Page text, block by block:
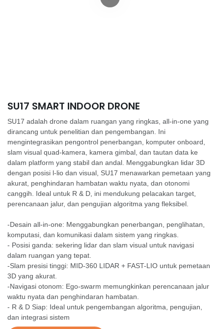
SU17 SMART INDOOR DRONE
SU17 adalah drone dalam ruangan yang ringkas, all-in-one yang
dirancang untuk penelitian dan pengembangan. Ini
mengintegrasikan pengontrol penerbangan, komputer onboard,
slam visual quad-kamera, kamera gimbal, dan tautan data ke
dalam platform yang stabil dan andal. Menggabungkan lidar 3D
dengan posisi l-lio dan visual, SU17 menawarkan pemetaan yang
akurat, penghindaran hambatan waktu nyata, dan otonomi
canggih. Ideal untuk R & D, ini mendukung pelacakan target,
perencanaan jalur, dan pengujian algoritma yang fleksibel.
-Desain all-in-one: Menggabungkan penerbangan, penglihatan,
komputasi, dan komunikasi dalam sistem yang ringkas.
- Posisi ganda: sekering lidar dan slam visual untuk navigasi
dalam ruangan yang tepat.
-Slam presisi tinggi: MID-360 LIDAR + FAST-LIO untuk pemetaan
3D yang akurat.
-Navigasi otonom: Ego-swarm memungkinkan perencanaan jalur
waktu nyata dan penghindaran hambatan.
- R & D Siap: Ideal untuk pengembangan algoritma, pengujian,
dan integrasi sistem